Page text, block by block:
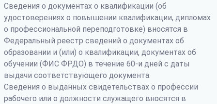
Сведения о документах о квалификации (об
удостоверениях о повышении квалификации, дипломах
о профессиональной переподготовке) вносятся в
Федеральный реестр сведений о документах об
образовании и (или) о квалификации, документах об
обучении (ФИС ФРДО) в течение 60-и дней с даты
выдачи соответствующего документа.
Сведения о выданных свидетельствах о профессии
рабочего или о должности служащего вносятся в